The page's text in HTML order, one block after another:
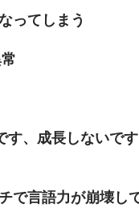
ってしまう
、成長しないで
で言語力が崩壊し